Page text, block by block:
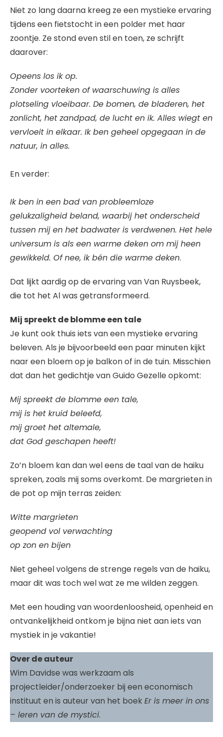
Niet zo lang daarna kreeg ze een mystieke ervaring
tijdens een fietstocht in een polder met haar
zoontje. Ze stond even stil en toen, ze schrijft
daarover:
Opeens los ik op.
Zonder voorteken of waarschuwing is alles
plotseling vloeibaar. De bomen, de bladeren, het
zonlicht, het zandpad, de lucht en ik. Alles wiegt en
vervloeit in elkaar. Ik ben geheel opgegaan in de
natuur, in alles.
En verder:
Ik ben in een bad van probleemloze
gelukzaligheid beland, waarbij het onderscheid
tussen mij en het badwater is verdwenen. Het hele
universum is als een warme deken om mij heen
gewikkeld. Of nee, ik bén die warme deken.
Dat lijkt aardig op de ervaring van Van Ruysbeek,
die tot het Al was getransformeerd.
Mij spreekt de blomme een tale
Je kunt ook thuis iets van een mystieke ervaring
beleven. Als je bijvoorbeeld een paar minuten kijkt
naar een bloem op je balkon of in de tuin. Misschien
dat dan het gedichtje van Guido Gezelle opkomt:
Mij spreekt de blomme een tale,
mij is het kruid beleefd,
mij groet het altemale,
dat God geschapen heeft!
Zo’n bloem kan dan wel eens de taal van de haiku
spreken, zoals mij soms overkomt. De margrieten in
de pot op mijn terras zeiden:
Witte margrieten
geopend vol verwachting
op zon en bijen
Niet geheel volgens de strenge regels van de haiku,
maar dit was toch wel wat ze me wilden zeggen.
Met een houding van woordenloosheid, openheid en
ontvankelijkheid ontkom je bijna niet aan iets van
mystiek in je vakantie!
Over de auteur
Wim Davidse was werkzaam als
projectleider/onderzoeker bij een economisch
instituut en is auteur van het boekEr is meer in ons
– leren van de mystici.